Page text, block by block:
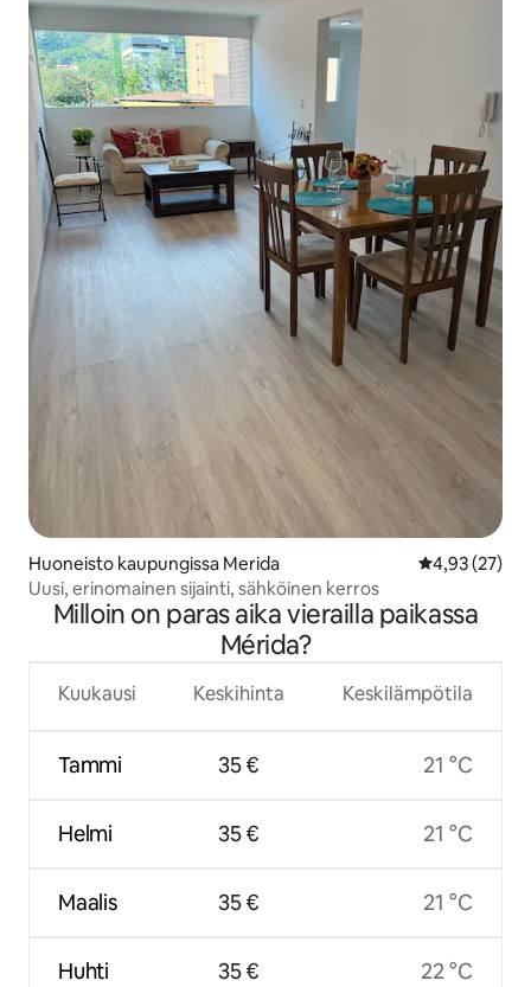
Huoneisto kaupungissa Merida
4,93 (27)
Uusi, erinomainen sijainti, sähköinen kerros
Milloin on paras aika vierailla paikassa
Mérida?
Kuukausi
Tammi
Helmi
Maalis
Huhti
Keskihinta
35 €
35 €
35 €
35 €
Keskilämpötila
21 °C
21 °C
21 °C
22 °C